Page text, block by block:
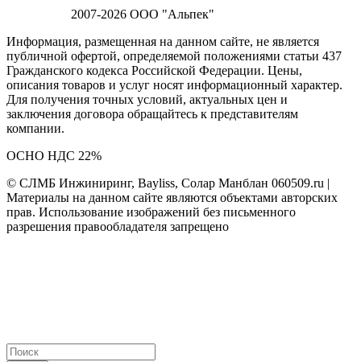
2007-2026 ООО "Альпек"
Информация, размещенная на данном сайте, не является
публичной офертой, определяемой положениями статьи 437
Гражданского кодекса Российской Федерации. Цены,
описания товаров и услуг носят информационный характер.
Для получения точных условий, актуальных цен и
заключения договора обращайтесь к представителям
компании.
ОСНО НДС 22%
© СЛМБ Инжиниринг, Bayliss, Солар Манблан 060509.ru |
Материалы на данном сайте являются объектами авторских
прав. Использование изображений без письменного
разрешения правообладателя запрещено